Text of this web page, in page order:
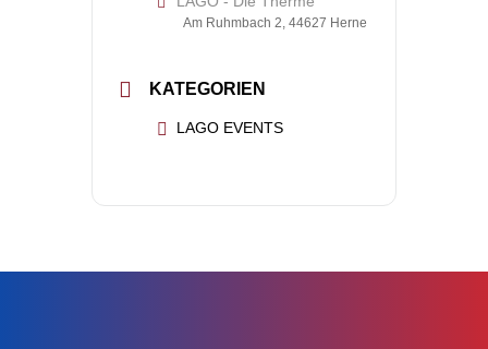
Am Ruhmbach 2, 44627 Herne
KATEGORIEN
LAGO EVENTS